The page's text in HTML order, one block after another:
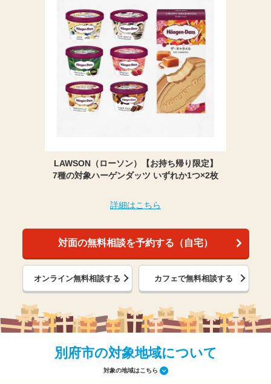
LAWSON（ローソン）【お持ち帰り限定】
7種の対象ハーゲンダッツ いずれか1つ×2枚
詳細はこちら
対面の無料相談を予約する（自宅）
オンライン無料相談する カフェで無料相談する
別府市の対象地域について
対象の地域はこちら